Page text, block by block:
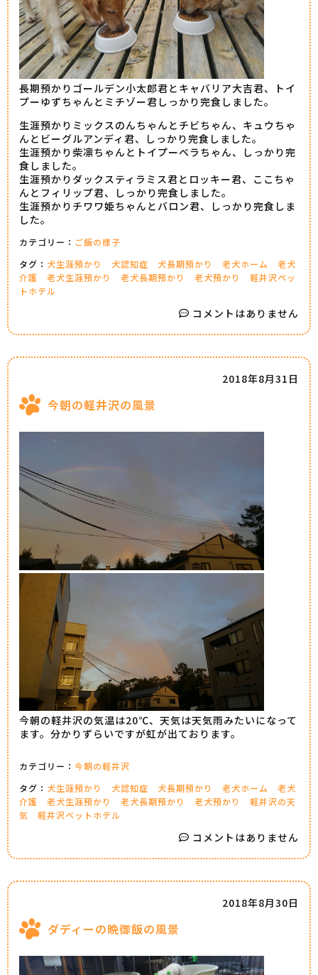
長期預かりゴールデン小太郎君とキャバリア大吉君、トイ
プーゆずちゃんとミチゾー君しっかり完食しました。
生涯預かりミックスのんちゃんとチビちゃん、キュウちゃ
んとビーグルアンディ君、しっかり完食しました。
生涯預かり柴凛ちゃんとトイプーベラちゃん、しっかり完
食しました。
生涯預かりダックスティラミス君とロッキー君、ここちゃ
んとフィリップ君、しっかり完食しました。
生涯預かりチワワ姫ちゃんとバロン君、しっかり完食しま
した。
カテゴリー： ご飯の様子
タグ： 犬生涯預かり 犬認知症 犬長期預かり 老犬ホーム
老犬
介護
老犬生涯預かり 老犬長期預かり 老犬預かり
軽井沢ペッ
トホテル
コメントはありません
今朝の軽井沢の風景
2018年8月31日
今朝の軽井沢の気温は20℃、天気は天気雨みたいになって
ます。分かりずらいですが虹が出ております。
カテゴリー： 今朝の軽井沢
タグ： 犬生涯預かり 犬認知症 犬長期預かり 老犬ホーム
老犬
介護
老犬生涯預かり 老犬長期預かり 老犬預かり
軽井沢の天
気
軽井沢ペットホテル
コメントはありません
ダディーの晩御飯の風景
2018年8月30日